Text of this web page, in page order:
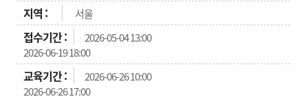
서울
2026-05-04 13:00
2026-06-19 18:00
2026-06-26 10:00
2026-06-26 17:00